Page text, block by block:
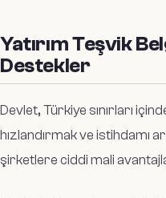
Yatırım Teşvik
Destekler
Devlet, Türkiye sınırları
hızlandırmak ve istihdamı
şirketlere ciddi mali